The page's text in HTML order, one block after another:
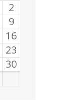
2
9
16
23
30